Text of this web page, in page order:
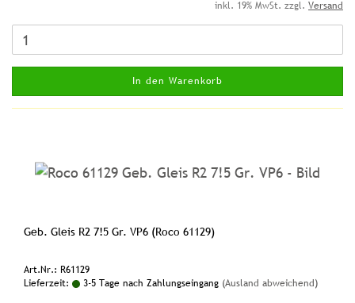
inkl. 19% MwSt. zzgl. Versand
In den Warenkorb
Geb. Gleis R2 7!5 Gr. VP6 (Roco 61129)
Art.Nr.: R61129
Lieferzeit:
3-5 Tage nach Zahlungseingang (Ausland abweichend)